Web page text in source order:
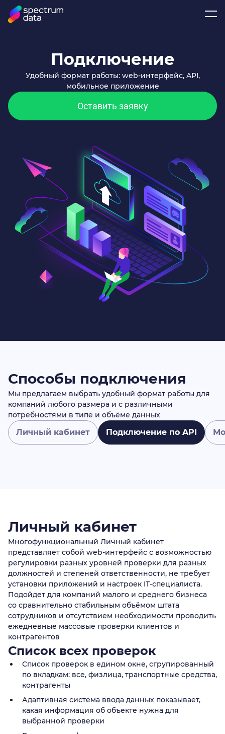
Подключение
Удобный формат работы: web-интерфейс, API,
мобильное приложение
Оставить заявку
Способы подключения
Мы предлагаем выбрать удобный формат работы для
компаний любого размера и с различными
потребностями в типе и объёме данных
Личный кабинет Подключение по API
Личный кабинет
Многофункциональный Личный кабинет
представляет собой web-интерфейс с возможностью
регулировки разных уровней проверки для разных
должностей и степеней ответственности, не требует
установки приложений и настроек IT-специалиста.
Подойдет для компаний малого и среднего бизнеса
со сравнительно стабильным объёмом штата
сотрудников и отсутствием необходимости проводить
ежедневные массовые проверки клиентов и
контрагентов
Список всех проверок
Список проверок в едином окне, сгрупированный
по вкладкам: все, физлица, транспортные средства,
контрагенты
Адаптивная система ввода данных показывает,
какая информация об объекте нужна для
выбранной проверки